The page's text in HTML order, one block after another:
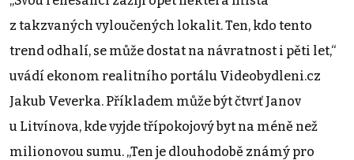
z takzvaných vyloučených lokalit. Ten, kdo tento
trend odhalí, se může dostat na návratnost i pěti let,“
uvádí ekonom realitního portálu Videobydleni.cz
Jakub Veverka. Příkladem může být čtvrť Janov
u Litvínova, kde vyjde třípokojový byt na méně než
milionovou sumu. „Ten je dlouhodobě známý pro